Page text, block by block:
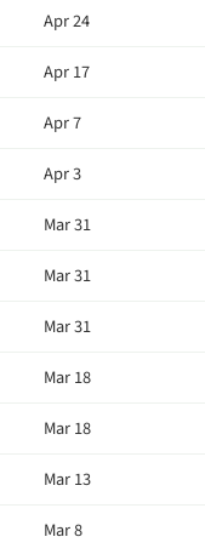
Apr 24
Apr 17
Apr 7
Apr 3
Mar 31
Mar 31
Mar 31
Mar 18
Mar 18
Mar 13
Mar 8